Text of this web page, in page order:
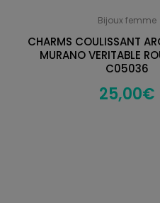
Bijoux femme
CHARMS COULISSANT
MURANO VERITABLE
C05036
25,00€